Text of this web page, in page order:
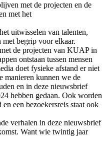
met de projecten en de
met het
uitwisselen van talenten,
begrip voor elkaar.
de projecten van KUAP in
ontstaan tussen mensen
doet fysieke afstand er niet
manieren kunnen we de
en in deze nieuwsbrief
hebben gedaan. Ook worden
een bezoekersreis staat ook
verhalen in deze nieuwsbrief
Want wie twintig jaar